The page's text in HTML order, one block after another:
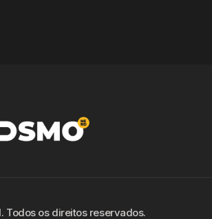
os direitos reservados.